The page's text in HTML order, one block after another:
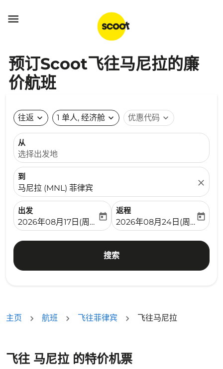

预订Scoot飞往马尼拉的廉
价航班
往返 expand_more 1 单人, 经济舱 expand_more 优惠代码 expand_more
从
选择出发地
到
马尼拉 (MNL) 菲律宾
close
出发
fc-booking-departure-date-aria-label
2026年08月17日(周一)
today
返程
fc-booking-return-date-
2026年08月24日(周一)
today
搜索
主页 航班 飞往菲律宾 飞往马尼拉
飞往 马尼拉 的特价机票